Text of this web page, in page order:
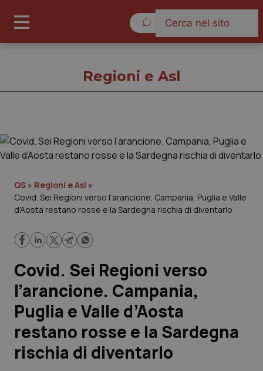
Governo e Parlamento
Regioni e Asl
Lavoro e Professioni
Scienza e Farmaci
Studi e Analisi
Lettere al direttore
Regioni e Asl
QS » Regioni e Asl »
Covid. Sei Regioni verso l’arancione. Campania, Puglia e Valle
d’Aosta restano rosse e la Sardegna rischia di diventarlo
Covid. Sei Regioni verso
l’arancione. Campania,
Puglia e Valle d’Aosta
restano rosse e la Sardegna
rischia di diventarlo